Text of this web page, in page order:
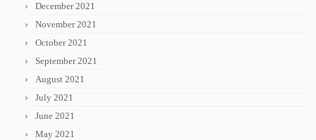
December 2021
November 2021
October 2021
September 2021
August 2021
July 2021
June 2021
May 2021